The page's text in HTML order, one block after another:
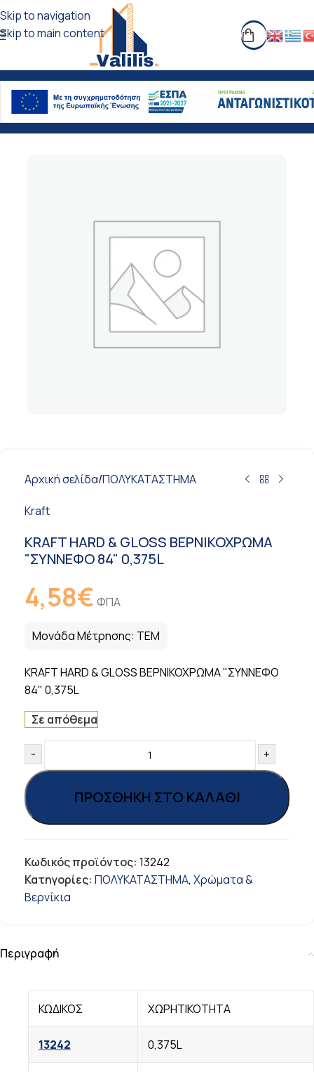
Skip to navigation
Skip to main content
Αρχική σελίδα/ΠΟΛΥΚΑΤΑΣΤΗΜΑ
Kraft
KRAFT HARD & GLOSS ΒΕΡΝΙΚΟΧΡΩΜΑ
"ΣΥΝΝΕΦΟ 84" 0,375L
4,58€ ΦΠΑ
Μονάδα Μέτρησης: ΤΕΜ
KRAFT HARD & GLOSS ΒΕΡΝΙΚΟΧΡΩΜΑ "ΣΥΝΝΕΦΟ
84" 0,375L
Σε απόθεμα
- +
ΠΡΟΣΘΉΚΗ ΣΤΟ ΚΑΛΆΘΙ
Κωδικός προϊόντος: 13242
Κατηγορίες: ΠΟΛΥΚΑΤΑΣΤΗΜΑ, Χρώματα &
Βερνίκια
Περιγραφή
ΚΩΔΙΚΟΣ ΧΩΡΗΤΙΚΟΤΗΤΑ
13242 0,375L